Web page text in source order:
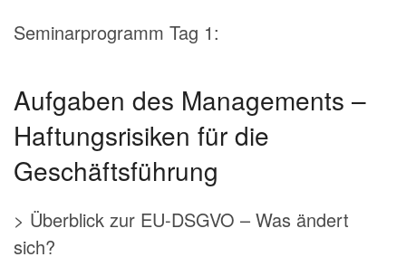
Seminarprogramm Tag 1:
Aufgaben des Managements –
Haftungsrisiken für die
Geschäftsführung
> Überblick zur EU-DSGVO – Was ändert
sich?